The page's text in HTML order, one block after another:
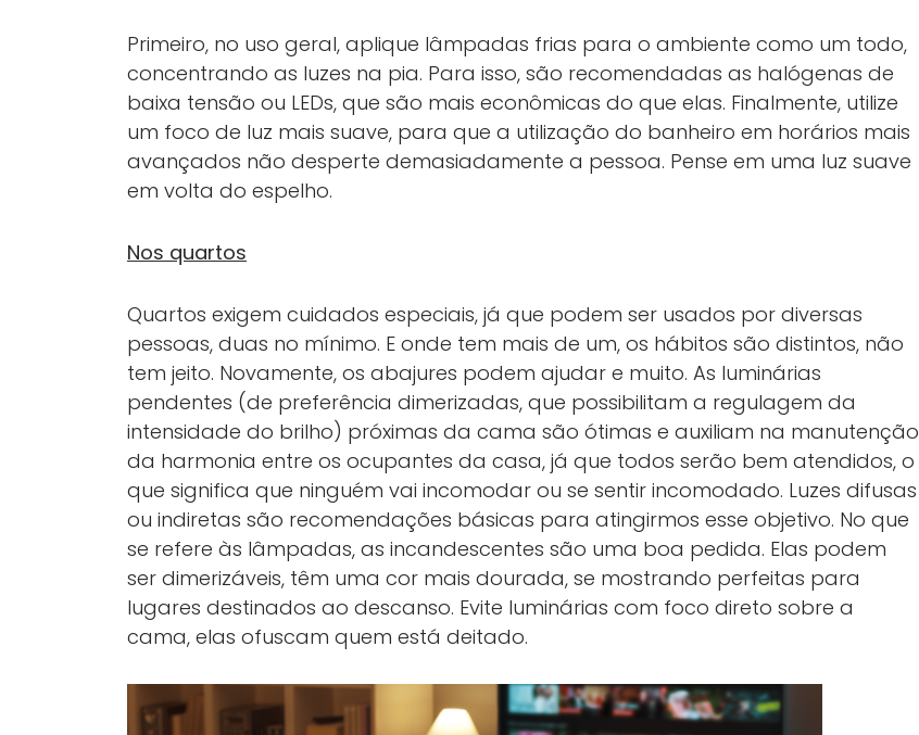
Primeiro, no uso geral, aplique lâmpadas frias para o ambiente como um todo,
concentrando as luzes na pia. Para isso, são recomendadas as halógenas de
baixa tensão ou LEDs, que são mais econômicas do que elas. Finalmente, utilize
um foco de luz mais suave, para que a utilização do banheiro em horários mais
avançados não desperte demasiadamente a pessoa. Pense em uma luz suave
em volta do espelho.
Nos quartos
Quartos exigem cuidados especiais, já que podem ser usados por diversas
pessoas, duas no mínimo. E onde tem mais de um, os hábitos são distintos, não
tem jeito. Novamente, os abajures podem ajudar e muito. As luminárias
pendentes (de preferência dimerizadas, que possibilitam a regulagem da
intensidade do brilho) próximas da cama são ótimas e auxiliam na manutenção
da harmonia entre os ocupantes da casa, já que todos serão bem atendidos, o
que significa que ninguém vai incomodar ou se sentir incomodado. Luzes difusas
ou indiretas são recomendações básicas para atingirmos esse objetivo. No que
se refere às lâmpadas, as incandescentes são uma boa pedida. Elas podem
ser dimerizáveis, têm uma cor mais dourada, se mostrando perfeitas para
lugares destinados ao descanso. Evite luminárias com foco direto sobre a
cama, elas ofuscam quem está deitado.